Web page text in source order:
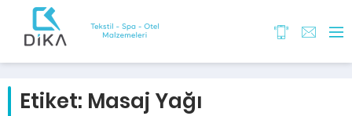
Etiket: Masaj Yağı